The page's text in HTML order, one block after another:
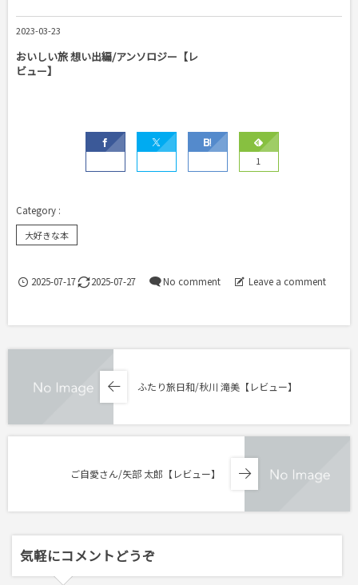
2023-03-23
おいしい旅 想い出編/アンソロジー【レ
ビュー】
1
大好きな本
2025-07-17 2025-07-27 No comment Leave a comment
ふたり旅日和/秋川 滝美【レビュー】
ご自愛さん/矢部 太郎【レビュー】
気軽にコメントどうぞ